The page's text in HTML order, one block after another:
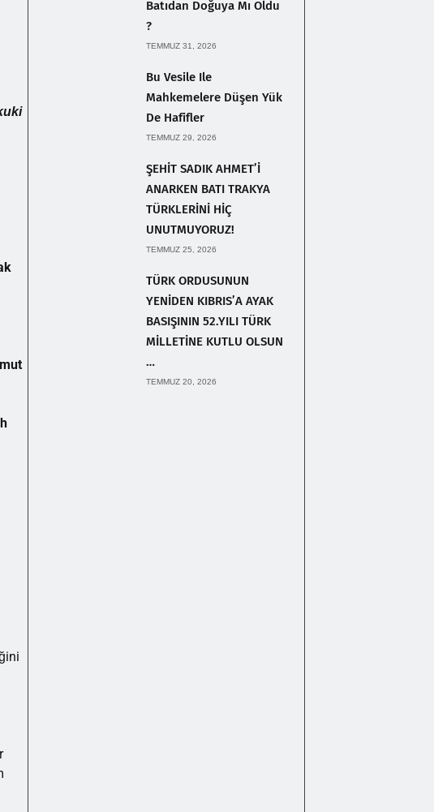
Batıdan Doğuya Mı Oldu
?
TEMMUZ 31, 2026
Bu Vesile Ile
Mahkemelere Düşen Yük
De Hafifler
TEMMUZ 29, 2026
ŞEHİT SADIK AHMET’İ
ANARKEN BATI TRAKYA
TÜRKLERİNİ HİÇ
UNUTMUYORUZ!
TEMMUZ 25, 2026
TÜRK ORDUSUNUN
YENİDEN KIBRIS’A AYAK
BASIŞININ 52.YILI TÜRK
MİLLETİNE KUTLU OLSUN
…
TEMMUZ 20, 2026